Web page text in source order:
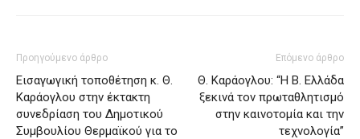
Προηγούμενο άρθρο
Εισαγωγική τοποθέτηση κ. Θ.
Καράογλου στην έκτακτη
συνεδρίαση του Δημοτικού
Συμβουλίου Θερμαϊκού για το
Επόμενο άρθρο
Θ. Καράογλου: “Η Β. Ελλάδα
ξεκινά τον πρωταθλητισμό
στην καινοτομία και την
τεχνολογία”